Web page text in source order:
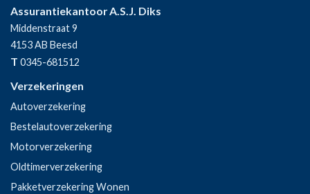
Assurantiekantoor A.S.J. Diks
Middenstraat 9
4153 AB Beesd
T 0345-681512
Verzekeringen
Autoverzekering
Bestelautoverzekering
Motorverzekering
Oldtimerverzekering
Pakketverzekering Wonen